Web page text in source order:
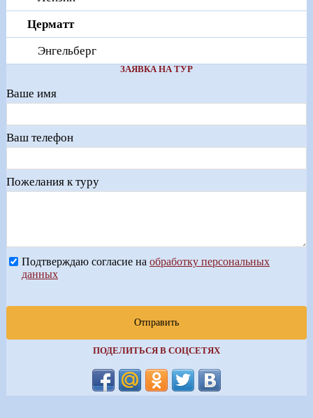
Церматт
Энгельберг
ЗАЯВКА НА ТУР
Ваше имя
Ваш телефон
Пожелания к туру
Подтверждаю согласие на обработку персональных
данных
Отправить
ПОДЕЛИТЬСЯ В СОЦСЕТЯХ